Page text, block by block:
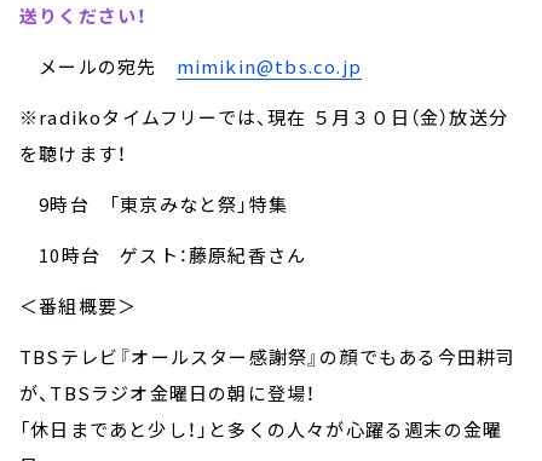
送りください！
メールの宛先 mimikin@tbs.co.jp
※radikoタイムフリーでは、現在 ５月３０日（金）放送分
を聴けます！
9時台 「東京みなと祭」特集
10時台 ゲスト：藤原紀香さん
＜番組概要＞
TBSテレビ『オールスター感謝祭』の顔でもある今田耕司
が、TBSラジオ金曜日の朝に登場！
「休日まであと少し！」と多くの人々が心躍る週末の金曜